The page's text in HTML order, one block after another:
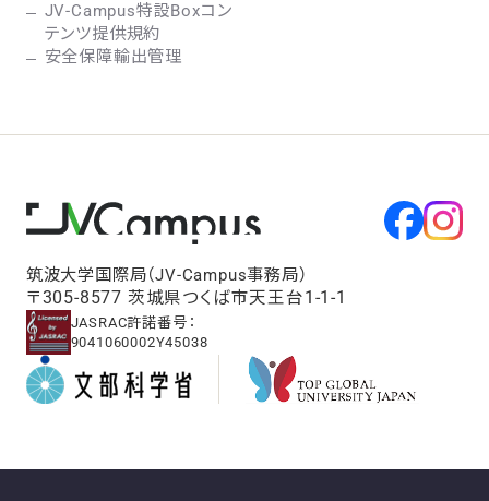
JV-Campus特設Boxコン
テンツ提供規約
安全保障輸出管理
筑波大学国際局（JV-Campus事務局）
〒305-8577 茨城県つくば市天王台1-1-1
JASRAC許諾番号：
9041060002Y45038